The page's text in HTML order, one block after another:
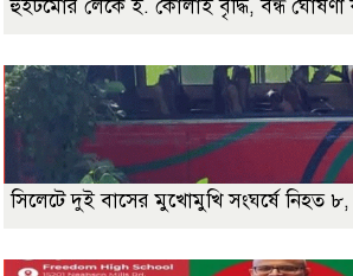
হুইটমোর লেকে ই. কোলাই বৃদ্ধি, বন্ধ
সিলেটে দুই বাসের মুখোমুখি সংঘর্ষে নিহত